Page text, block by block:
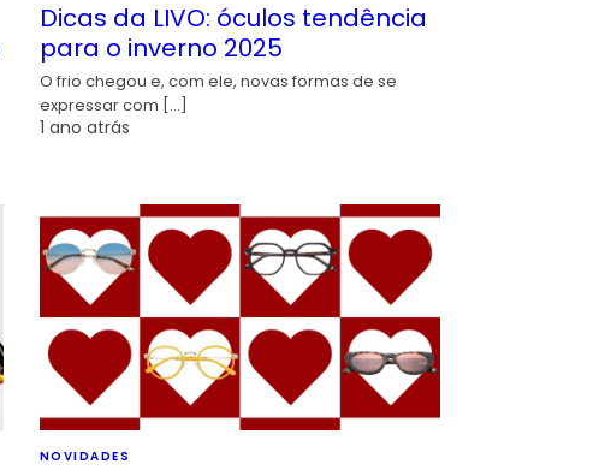
Dicas da LIVO: óculos tendência
para o inverno 2025
O frio chegou e, com ele, novas formas de se
expressar com […]
1 ano atrás
NOVIDADES